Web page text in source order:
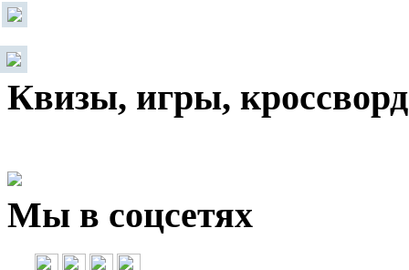
Квизы, игры,
Мы в соцсетях